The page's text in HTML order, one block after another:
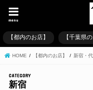
menu
【都内のお店】 【千葉県の
HOME 【都内のお店】 新宿・
新宿